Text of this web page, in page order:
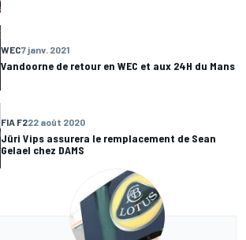
WEC7 janv. 2021
Vandoorne de retour en WEC et aux 24H du Mans
FIA F222 août 2020
Jüri Vips assurera le remplacement de Sean
Gelael chez DAMS